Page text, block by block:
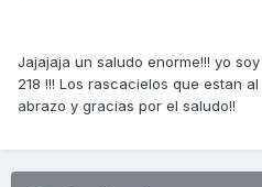
Jajajaja un saludo enorme!!! yo soy
218 !!! Los rascacielos que estan
abrazo y gracias por el saludo!!